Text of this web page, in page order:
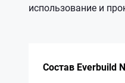
использование и
Состав Everbuild